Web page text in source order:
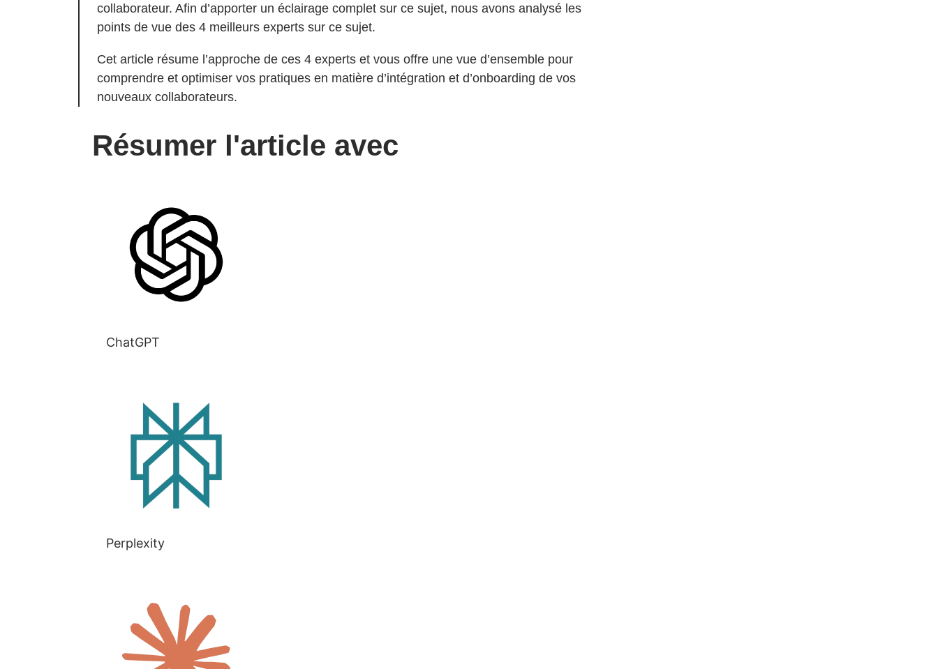
collaborateur. Afin d’apporter un éclairage complet sur ce sujet, nous avons analysé les
points de vue des 4 meilleurs experts sur ce sujet.
Cet article résume l’approche de ces 4 experts et vous offre une vue d’ensemble pour
comprendre et optimiser vos pratiques en matière d’intégration et d’onboarding de vos
nouveaux collaborateurs.
Résumer l'article avec
ChatGPT
Perplexity